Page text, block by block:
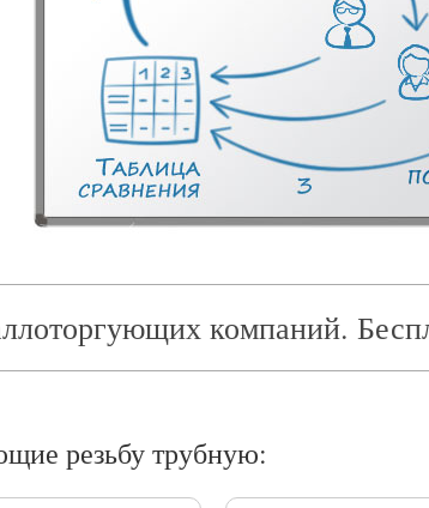
компаний.
резьбу трубную: